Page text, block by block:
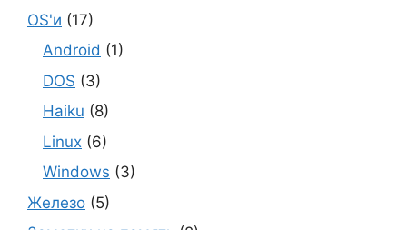
OS'и (17)
Android (1)
DOS (3)
Haiku (8)
Linux (6)
Windows (3)
Железо (5)